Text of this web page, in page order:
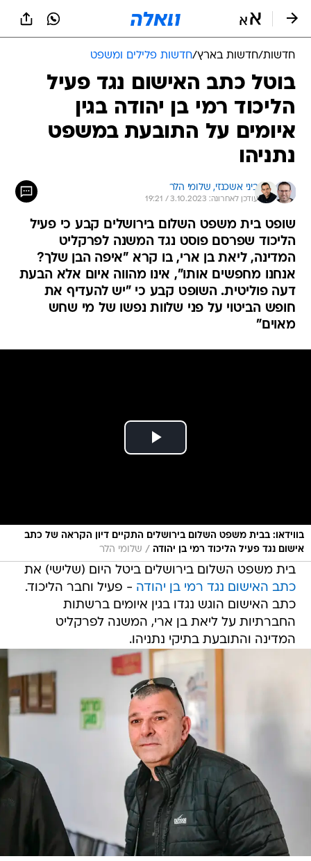
חדשות/חדשות בארץ/חדשות פלילים ומשפט
בוטל כתב האישום נגד פעיל
הליכוד רמי בן יהודה בגין
איומים על התובעת במשפט
נתניהו
ביני אשכנזי, שלומי הלר
עודכן לאחרונה: 3.10.2023 / 19:21
שופט בית משפט השלום בירושלים קבע כי פעיל
הליכוד שפרסם פוסט נגד המשנה לפרקליט
המדינה, ליאת בן ארי, בו קרא "איפה הבן שלך?
אנחנו מחפשים אותו", אינו מהווה איום אלא הבעת
דעה פוליטית. השופט קבע כי "יש להעדיף את
חופש הביטוי על פני שלוות נפשו של מי שחש
מאוים"
בווידאו: בבית משפט השלום בירושלים התקיים דיון הקראה של כתב
אישום נגד פעיל הליכוד רמי בן יהודה / שלומי הלר
בית משפט השלום בירושלים ביטל היום (שלישי) את
כתב האישום נגד רמי בן יהודה - פעיל וחבר הליכוד.
כתב האישום הוגש נגדו בגין איומים ברשתות
החברתיות על ליאת בן ארי, המשנה לפרקליט
המדינה והתובעת בתיקי נתניהו.